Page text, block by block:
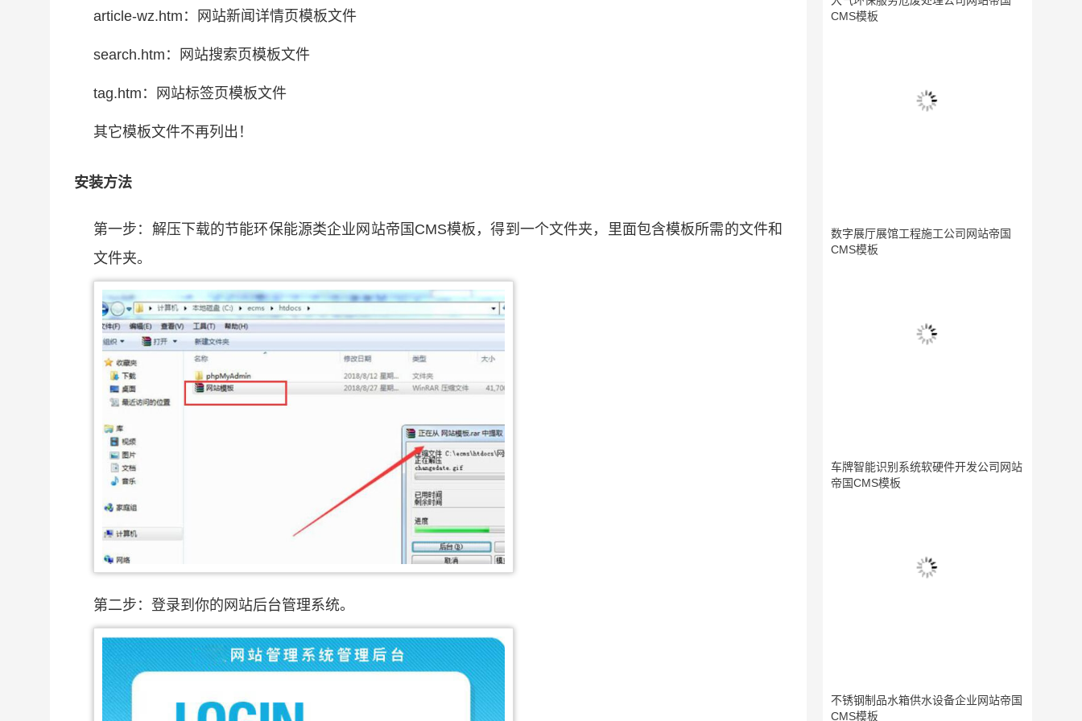
article-wz.htm：网站新闻详情页模板文件
search.htm：网站搜索页模板文件
tag.htm：网站标签页模板文件
其它模板文件不再列出！
安装方法
第一步：解压下载的节能环保能源类企业网站帝国CMS模板，得到一个文件夹，里面包含模板所需的文件和
文件夹。
第二步：登录到你的网站后台管理系统。
CMS模板
数字展厅展馆工程施工公司网站帝国
CMS模板
车牌智能识别系统软硬件开发公司网站
帝国CMS模板
不锈钢制品水箱供水设备企业网站帝国
CMS模板